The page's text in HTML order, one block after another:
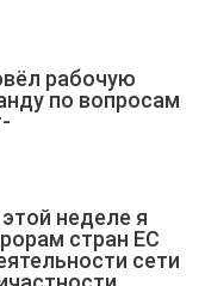
рабочую
по вопросам
неделе я
стран ЕС
сети